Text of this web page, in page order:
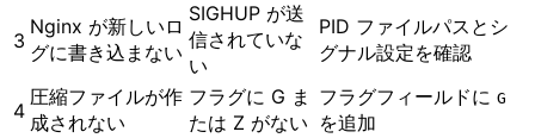
3
Nginx が新しいロ
グに書き込まない
SIGHUP が送
信されていな
い
PID ファイルパスとシ
グナル設定を確認
4
圧縮ファイルが作
成されない
フラグに G ま
たは Z がない
フラグフィールドに G
を追加